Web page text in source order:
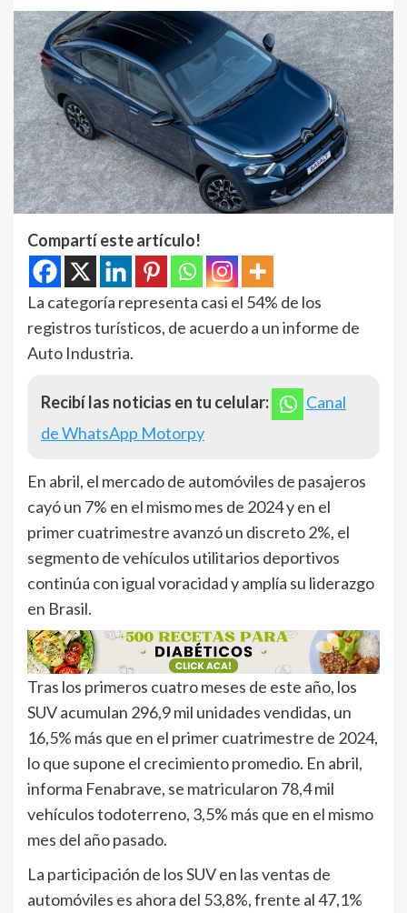
Compartí este artículo!
La categoría representa casi el 54% de los
registros turísticos, de acuerdo a un informe de
Auto Industria.
Recibí las noticias en tu celular:
Canal
de WhatsApp Motorpy
En abril, el mercado de automóviles de pasajeros
cayó un 7% en el mismo mes de 2024 y en el
primer cuatrimestre avanzó un discreto 2%, el
segmento de vehículos utilitarios deportivos
continúa con igual voracidad y amplía su liderazgo
en Brasil.
Tras los primeros cuatro meses de este año, los
SUV acumulan 296,9 mil unidades vendidas, un
16,5% más que en el primer cuatrimestre de 2024,
lo que supone el crecimiento promedio. En abril,
informa Fenabrave, se matricularon 78,4 mil
vehículos todoterreno, 3,5% más que en el mismo
mes del año pasado.
La participación de los SUV en las ventas de
automóviles es ahora del 53,8%, frente al 47,1%